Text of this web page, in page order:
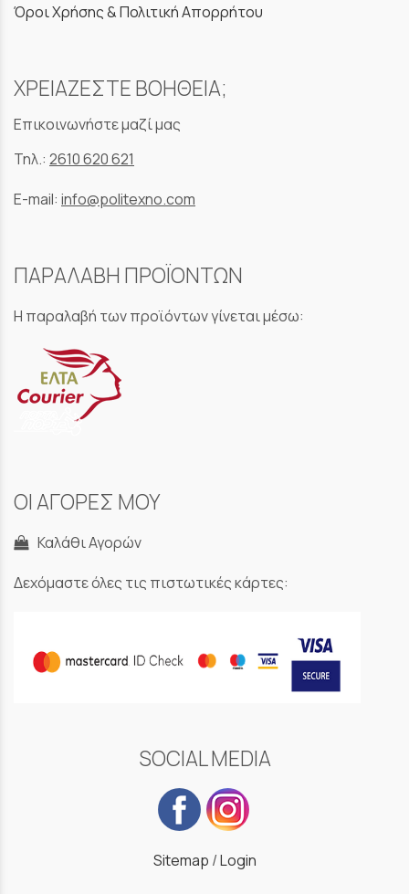
Όροι Χρήσης & Πολιτική Απορρήτου
ΧΡΕΙΑΖΕΣΤΕ ΒΟΗΘΕΙΑ;
Επικοινωνήστε μαζί μας
Τηλ.: 2610 620 621
E-mail: info@politexno.com
ΠΑΡΑΛΑΒΗ ΠΡΟΪΟΝΤΩΝ
Η παραλαβή των προϊόντων γίνεται μέσω:
ΟΙ ΑΓΟΡΕΣ ΜΟΥ
Καλάθι Αγορών
Δεχόμαστε όλες τις πιστωτικές κάρτες:
SOCIAL MEDIA
Sitemap /Login